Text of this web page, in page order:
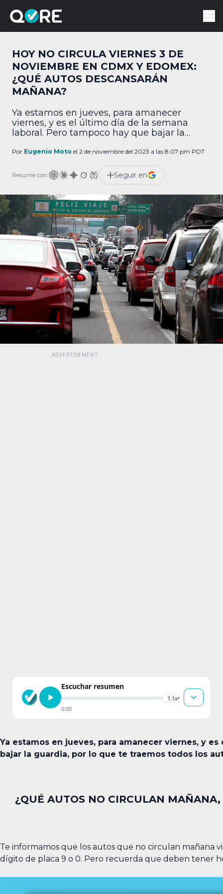
HOY NO CIRCULA VIERNES 3 DE
NOVIEMBRE EN CDMX Y EDOMEX:
¿QUÉ AUTOS DESCANSARÁN
MAÑANA?
Ya estamos en jueves, para amanecer
viernes, y es el último día de la semana
laboral. Pero tampoco hay que bajar la
autos que tendrán restricciones por. ¿Qué
Te informamos que los autos que no
circulan mañana viernes, 3 de […]
Por Eugenio Moto el 2 de noviembre del 2023 a las 8:07 pm PDT
Resume con: Seguir en
Escuchar resumen
1.1x▾
0:00
Ya estamos en jueves, para amanecer viernes, y
bajar la guardia, por lo que te traemos todos los
¿QUÉ AUTOS NO CIRCULAN
Te informamos que los autos que no circulan mañana
dígito de placa 9 o 0. Pero recuerda que deben tener